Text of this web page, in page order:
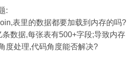
:
表里的数据都要加载到内存的吗?
条数据,每张表有500+字段;导致内存
度处理,代码角度能否解决?